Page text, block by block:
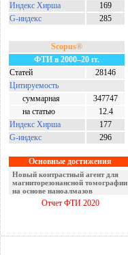
Индекс Хирша
169
G-индекс
285
Scopus®
ФТИ в 2000–20 гг.
Статей
28146
Цитируемость
суммарная
347747
на статью
12.4
Индекс Хирша
177
G-индекс
296
Основные достижения
Новый контрастный агент для
магниторезонансной томографии
на основе наноалмазов
Отчет ФТИ 2020